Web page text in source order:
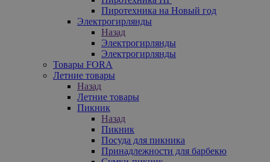
Пиротехника на Новый год
Электрогирлянды
Назад
Электрогирлянды
Электрогирлянды
Товары FORA
Летние товары
Назад
Летние товары
Пикник
Назад
Пикник
Посуда для пикника
Принадлежности для барбекю